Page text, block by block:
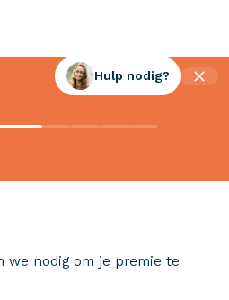
Hulp nodig?
we nodig om je premie te
8,5!
reviews